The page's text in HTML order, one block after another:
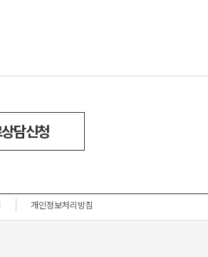
담신청
개인정보처리방침